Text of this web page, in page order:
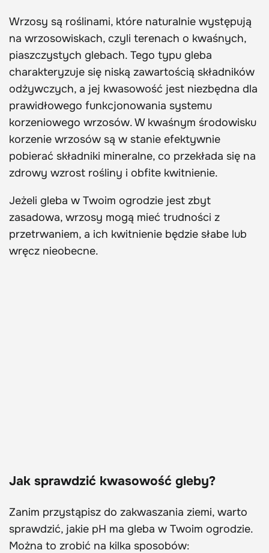
Wrzosy są roślinami, które naturalnie występują
na wrzosowiskach, czyli terenach o kwaśnych,
piaszczystych glebach. Tego typu gleba
charakteryzuje się niską zawartością składników
odżywczych, a jej kwasowość jest niezbędna dla
prawidłowego funkcjonowania systemu
korzeniowego wrzosów. W kwaśnym środowisku
korzenie wrzosów są w stanie efektywnie
pobierać składniki mineralne, co przekłada się na
zdrowy wzrost rośliny i obfite kwitnienie.
Jeżeli gleba w Twoim ogrodzie jest zbyt
zasadowa, wrzosy mogą mieć trudności z
przetrwaniem, a ich kwitnienie będzie słabe lub
wręcz nieobecne.
Jak sprawdzić kwasowość gleby?
Zanim przystąpisz do zakwaszania ziemi, warto
sprawdzić, jakie pH ma gleba w Twoim ogrodzie.
Można to zrobić na kilka sposobów: